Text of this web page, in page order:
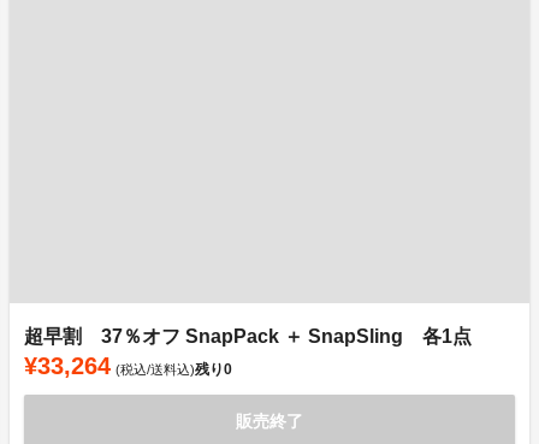
超早割 37％オフ SnapPack ＋ SnapSling 各1点
¥33,264 (税込/送料込)残り0
販売終了